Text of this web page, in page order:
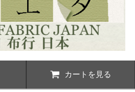
カートを見る